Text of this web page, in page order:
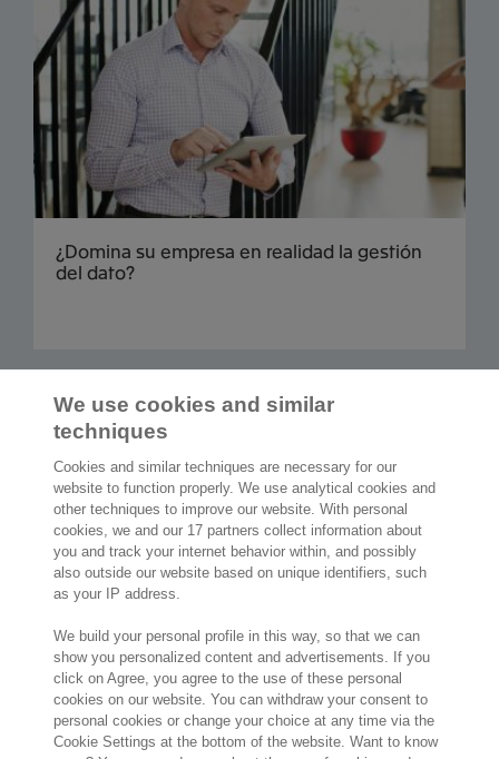
¿Domina su empresa en realidad la gestión
del dato?
2.000 especialistasdispuestos a
ayudarte
Paseo de la Castellana 200
Planta 9
28046 Madrid
Visítanos
We use cookies and similar
techniques
Cookies and similar techniques are necessary for our
website to function properly. We use analytical cookies and
other techniques to improve our website. With personal
cookies, we and our 17 partners collect information about
you and track your internet behavior within, and possibly
also outside our website based on unique identifiers, such
as your IP address.
We build your personal profile in this way, so that we can
show you personalized content and advertisements. If you
click on Agree, you agree to the use of these personal
cookies on our website. You can withdraw your consent to
personal cookies or change your choice at any time via the
Cookie Settings at the bottom of the website. Want to know